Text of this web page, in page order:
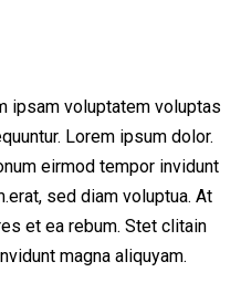
ipsam voluptatem voluptas
Lorem ipsum dolor.
eirmod tempor invidunt
sed diam voluptua. At
et ea rebum. Stet clitain
magna aliquyam.